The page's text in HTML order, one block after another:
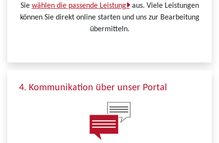
Sie wählen die passende Leistung aus. Viele Leistungen
können Sie direkt online starten und uns zur Bearbeitung
übermitteln.
4. Kommunikation über unser Portal